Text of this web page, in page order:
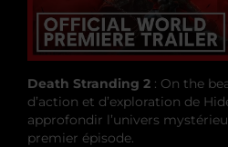
Death Stranding 2 : On the
d’action et d’exploration de
approfondir l’univers
premier épisode.